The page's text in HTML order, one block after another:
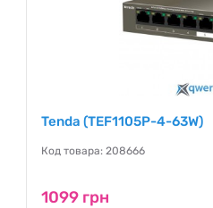
Tenda (TEF1105P-4-63W)
Код товара: 208666
1099 грн